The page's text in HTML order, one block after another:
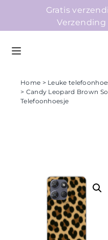
Gratis
Homepage
Collecties
Contact
Home > Leuke
> Candy Leopard Brown
Telefoonhoesje